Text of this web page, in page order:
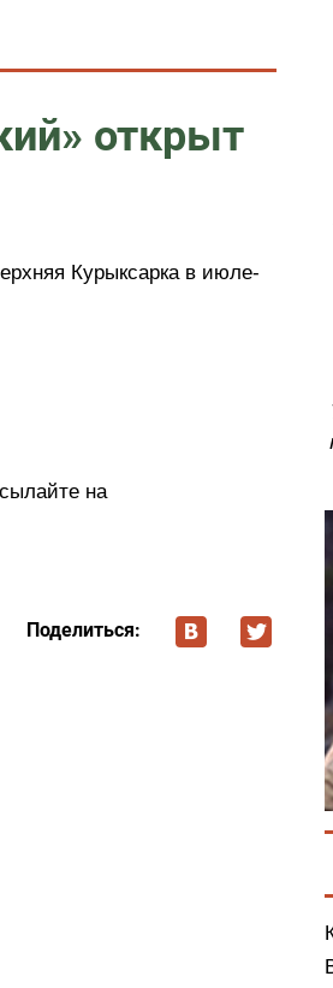
открыт
Курыксарка в июле-
на
Поделиться: